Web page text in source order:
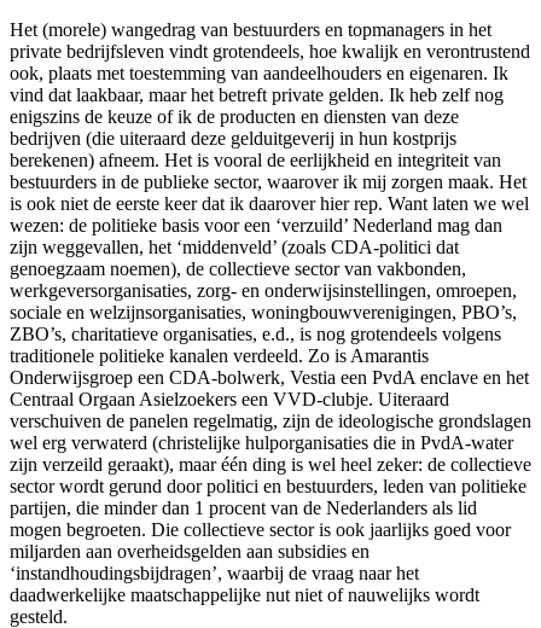
Het (morele) wangedrag van bestuurders en topmanagers in het
private bedrijfsleven vindt grotendeels, hoe kwalijk en verontrustend
ook, plaats met toestemming van aandeelhouders en eigenaren. Ik
vind dat laakbaar, maar het betreft private gelden. Ik heb zelf nog
enigszins de keuze of ik de producten en diensten van deze
bedrijven (die uiteraard deze gelduitgeverij in hun kostprijs
berekenen) afneem. Het is vooral de eerlijkheid en integriteit van
bestuurders in de publieke sector, waarover ik mij zorgen maak. Het
is ook niet de eerste keer dat ik daarover hier rep. Want laten we wel
wezen: de politieke basis voor een ‘verzuild’ Nederland mag dan
zijn weggevallen, het ‘middenveld’ (zoals CDA-politici dat
genoegzaam noemen), de collectieve sector van vakbonden,
werkgeversorganisaties, zorg- en onderwijsinstellingen, omroepen,
sociale en welzijnsorganisaties, woningbouwverenigingen, PBO’s,
ZBO’s, charitatieve organisaties, e.d., is nog grotendeels volgens
traditionele politieke kanalen verdeeld. Zo is Amarantis
Onderwijsgroep een CDA-bolwerk, Vestia een PvdA enclave en het
Centraal Orgaan Asielzoekers een VVD-clubje. Uiteraard
verschuiven de panelen regelmatig, zijn de ideologische grondslagen
wel erg verwaterd (christelijke hulporganisaties die in PvdA-water
zijn verzeild geraakt), maar één ding is wel heel zeker: de collectieve
sector wordt gerund door politici en bestuurders, leden van politieke
partijen, die minder dan 1 procent van de Nederlanders als lid
mogen begroeten. Die collectieve sector is ook jaarlijks goed voor
miljarden aan overheidsgelden aan subsidies en
‘instandhoudingsbijdragen’, waarbij de vraag naar het
daadwerkelijke maatschappelijke nut niet of nauwelijks wordt
gesteld.